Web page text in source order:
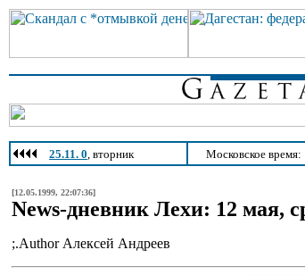
25.11. 0, вторник Московское время:
[12.05.1999, 22:07:36]
News-дневник Лехи: 12 мая,
;.Author Алексей Андреев